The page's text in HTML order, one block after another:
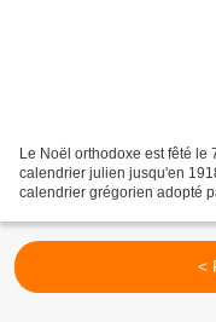
Le Noël orthodoxe est fêté le
calendrier julien jusqu'en
calendrier grégorien adopté
<